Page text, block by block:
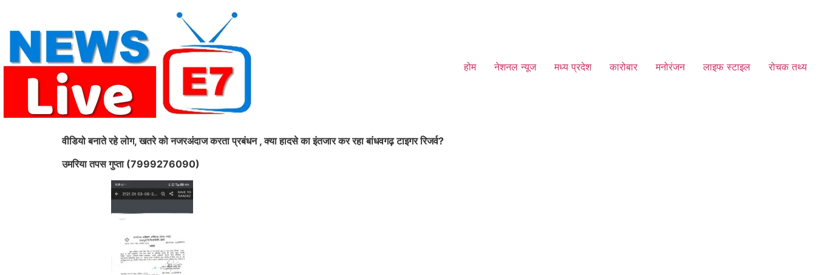
content
होम नेशनल न्यूज मध्य प्रदेश कारोबार मनोरंजन लाइफ स्टाइल रोचक तथ्य
वीडियो बनाते रहे लोग, खतरे को नजरअंदाज करता प्रबंधन , क्या हादसे का इंतजार कर रहा बांधवगढ़ टाइगर रिजर्व?
उमरिया तपस गुप्ता (7999276090)